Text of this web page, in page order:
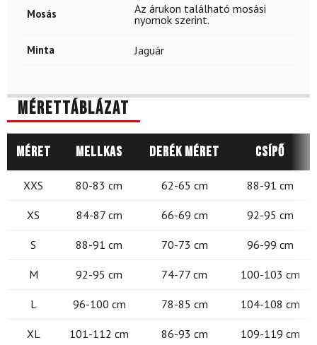
Mosás
Az árukon található mosási
nyomok szerint.
Minta Jaguár
Mérettáblázat
Méret Mellkas Derék méret Csípő
XXS 80-83 cm 62-65 cm 88-91 cm
XS 84-87 cm 66-69 cm 92-95 cm
S 88-91 cm 70-73 cm 96-99 cm
M 92-95 cm 74-77 cm 100-103 cm
L 96-100 cm 78-85 cm 104-108 cm
XL 101-112 cm 86-93 cm 109-119 cm